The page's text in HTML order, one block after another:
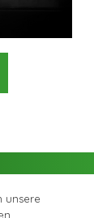
unsere